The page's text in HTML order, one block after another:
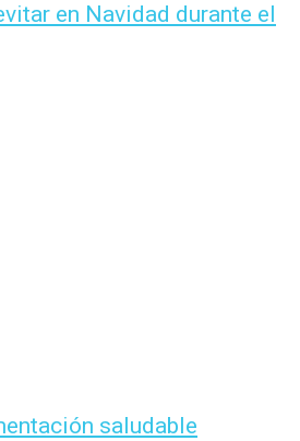
en Navidad durante el
saludable